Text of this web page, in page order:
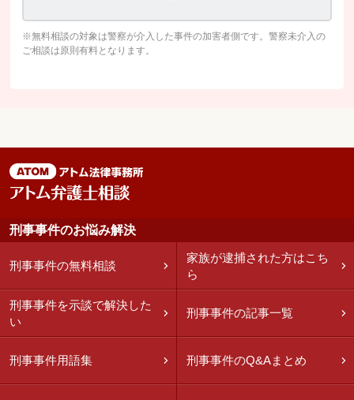
※無料相談の対象は警察が介入した事件の加害者側です。警察未介入の
ご相談は原則有料となります。
刑事事件のお悩み解決
刑事事件の無料相談
家族が逮捕された方はこち
ら
刑事事件を示談で解決した
い
刑事事件の記事一覧
刑事事件用語集 刑事事件のQ&Aまとめ